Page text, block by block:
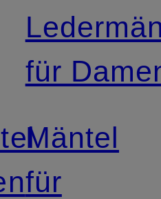
für
Mäntel
für